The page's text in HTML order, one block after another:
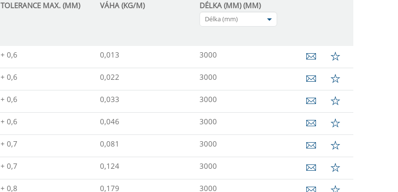
TOLERANCE MAX. (MM) VÁHA (KG/M) DÉLKA (MM) (MM)
Délka (mm)
+ 0,6 0,013 3000
+ 0,6 0,022 3000
+ 0,6 0,033 3000
+ 0,6 0,046 3000
+ 0,7 0,081 3000
+ 0,7 0,124 3000
+ 0,8 0,179 3000